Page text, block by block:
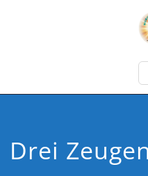
Drei